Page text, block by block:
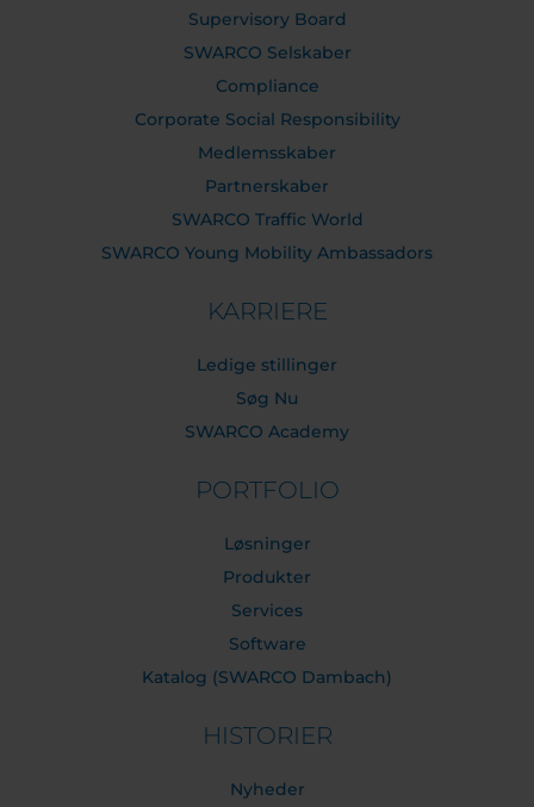
Supervisory Board
SWARCO Selskaber
Compliance
Corporate Social Responsibility
Medlemsskaber
Partnerskaber
SWARCO Traffic World
SWARCO Young Mobility Ambassadors
KARRIERE
Ledige stillinger
Søg Nu
SWARCO Academy
PORTFOLIO
Løsninger
Produkter
Services
Software
Katalog (SWARCO Dambach)
HISTORIER
Nyheder